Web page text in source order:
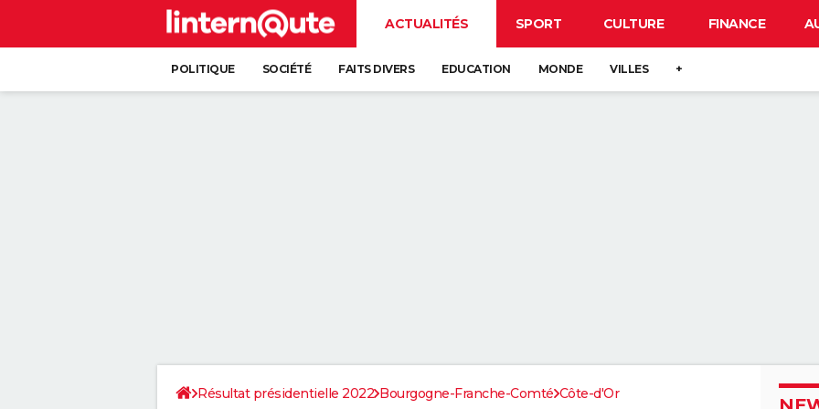
ACTUALITÉS SPORT CULTURE FINANCE
POLITIQUE SOCIÉTÉ FAITS DIVERS EDUCATION MONDE VILLES +
Résultat présidentielle 2022 Bourgogne-Franche-Comté Côte-d'Or